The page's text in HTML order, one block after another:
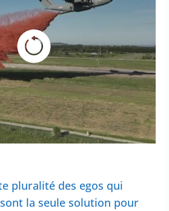
pluralité des egos qui
la seule solution pour